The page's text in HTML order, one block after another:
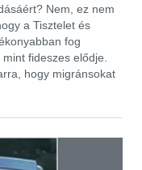
Nem, ez nem
a Tisztelet és
fog
fideszes elődje.
hogy migránsokat